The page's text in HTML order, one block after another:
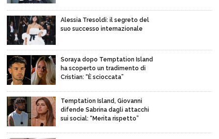
Alessia Tresoldi: il segreto del
suo successo internazionale
Soraya dopo Temptation Island
ha scoperto un tradimento di
Cristian: “È scioccata”
Temptation Island, Giovanni
difende Sabrina dagli attacchi
sui social: “Merita rispetto”